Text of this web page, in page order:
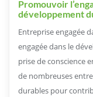
Promouvoir
développement
Entreprise engagée
engagée dans le
prise de conscience
de nombreuses
durables pour